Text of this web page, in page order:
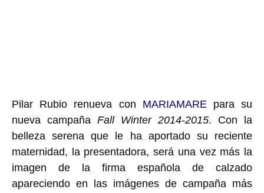
Pilar Rubio renueva con MARIAMAREpara su
nueva campaña Fall Winter 2014-2015. Con la
belleza serena que le ha aportado su reciente
maternidad, la presentadora, será una vez más la
imagen de la firma española de calzado
apareciendo en las imágenes de campaña más